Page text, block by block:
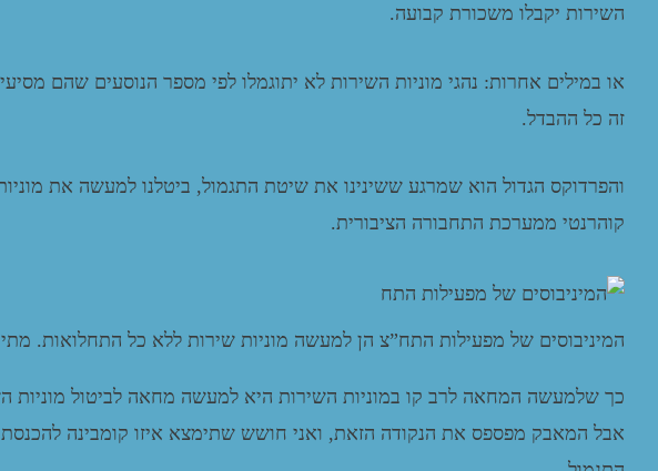
השירות יקבלו משכורת קבועה.
או במילים אחרות: נהגי מוניות השירות לא יתוגמלו לפי מספר הנוסעים שהם
זה כל ההבדל.
והפרדוקס הגדול הוא שמרגע ששינינו את שיטת התגמול, ביטלנו למעשה את
קוהרנטי ממערכת התחבורה הציבורית.
המיניבוסים של מפעילות התח”צ הן למעשה מוניות שירות ללא כל התחלואות.
כך שלמעשה המחאה לרב קו במוניות השירות היא למעשה מחאה לביטול מוניות
אבל המאבק מפספס את הנקודה הזאת, ואני חושש שתימצא איזו קומבינה